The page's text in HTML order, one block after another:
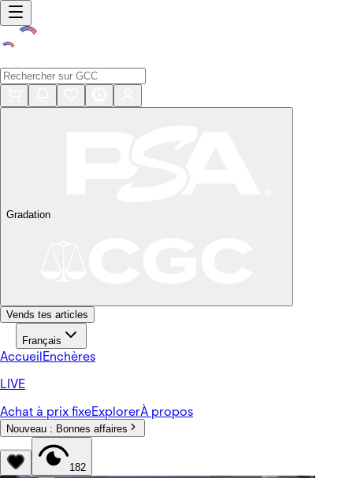
Gradation
Vends tes articles
Français
AccueilEnchères
LIVE
Achat à prix fixeExplorerÀ propos
Nouveau : Bonnes affaires
182